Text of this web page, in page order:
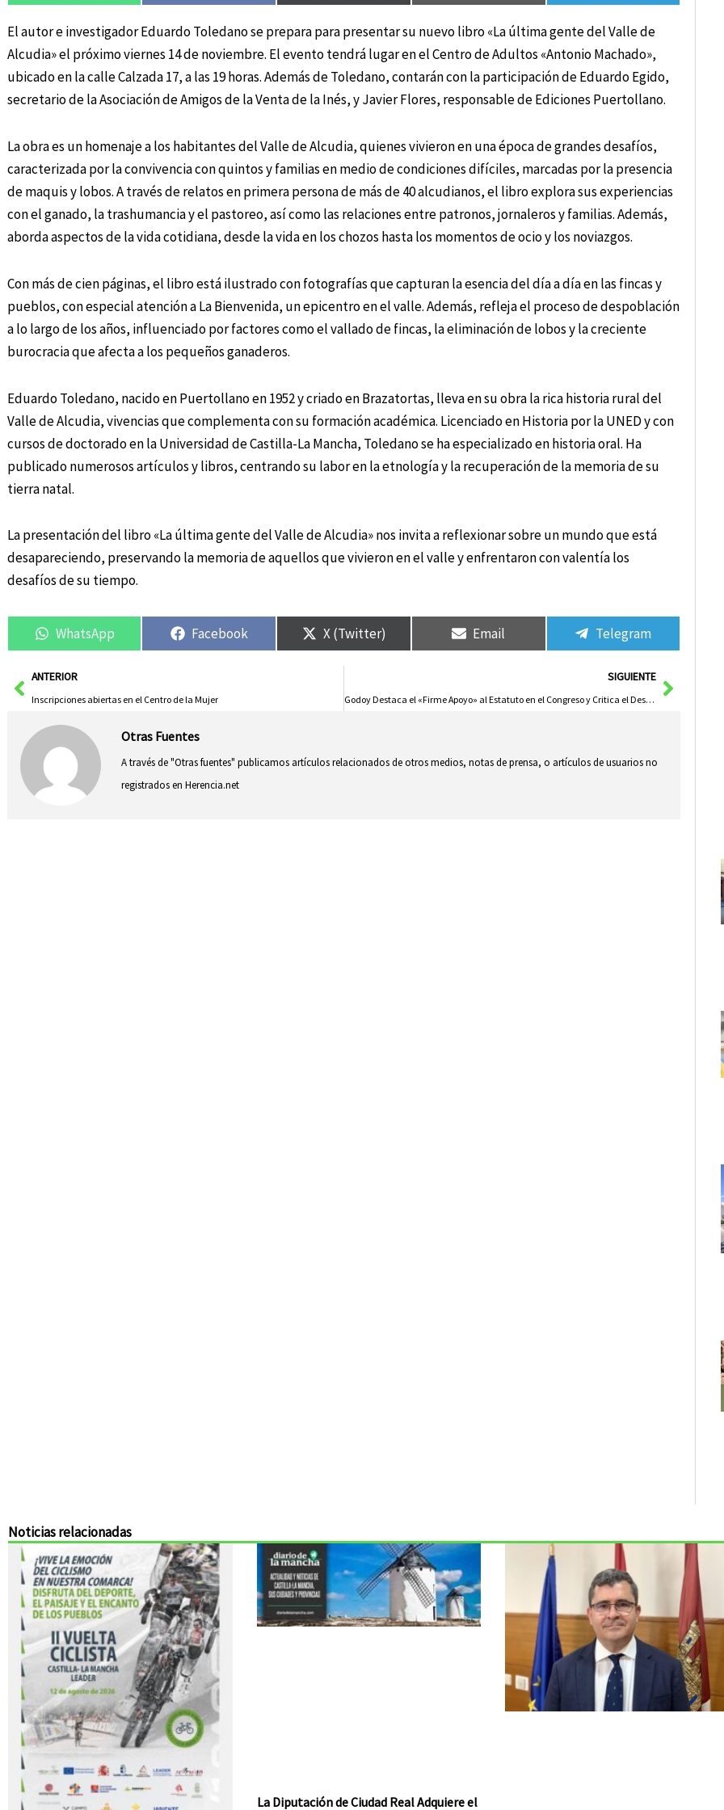
El autor e investigador Eduardo Toledano se prepara para presentar su nuevo libro «La última gente del Valle de
Alcudia» el próximo viernes 14 de noviembre. El evento tendrá lugar en el Centro de Adultos «Antonio Machado»,
ubicado en la calle Calzada 17, a las 19 horas. Además de Toledano, contarán con la participación de Eduardo Egido,
secretario de la Asociación de Amigos de la Venta de la Inés, y Javier Flores, responsable de Ediciones Puertollano.
La obra es un homenaje a los habitantes del Valle de Alcudia, quienes vivieron en una época de grandes desafíos,
caracterizada por la convivencia con quintos y familias en medio de condiciones difíciles, marcadas por la presencia
de maquis y lobos. A través de relatos en primera persona de más de 40 alcudianos, el libro explora sus experiencias
con el ganado, la trashumancia y el pastoreo, así como las relaciones entre patronos, jornaleros y familias. Además,
aborda aspectos de la vida cotidiana, desde la vida en los chozos hasta los momentos de ocio y los noviazgos.
Con más de cien páginas, el libro está ilustrado con fotografías que capturan la esencia del día a día en las fincas y
pueblos, con especial atención a La Bienvenida, un epicentro en el valle. Además, refleja el proceso de despoblación
a lo largo de los años, influenciado por factores como el vallado de fincas, la eliminación de lobos y la creciente
burocracia que afecta a los pequeños ganaderos.
Eduardo Toledano, nacido en Puertollano en 1952 y criado en Brazatortas, lleva en su obra la rica historia rural del
Valle de Alcudia, vivencias que complementa con su formación académica. Licenciado en Historia por la UNED y con
cursos de doctorado en la Universidad de Castilla-La Mancha, Toledano se ha especializado en historia oral. Ha
publicado numerosos artículos y libros, centrando su labor en la etnología y la recuperación de la memoria de su
tierra natal.
La presentación del libro «La última gente del Valle de Alcudia» nos invita a reflexionar sobre un mundo que está
desapareciendo, preservando la memoria de aquellos que vivieron en el valle y enfrentaron con valentía los
desafíos de su tiempo.
WhatsApp Facebook X (Twitter) Email Telegram
AntANTERIOR
Inscripciones abiertas en el Centro de la Mujer
SIGUIENTE
Godoy Destaca el «Firme Apoyo» al Estatuto en el Congreso y Critica el Desprecio de Vox hacia CLM
Otras Fuentes
A través de "Otras fuentes" publicamos artículos relacionados de otros medios, notas de prensa, o artículos de usuarios no
registrados en Herencia.net
Noticias relacionadas
La Diputación de Ciudad Real Adquiere el